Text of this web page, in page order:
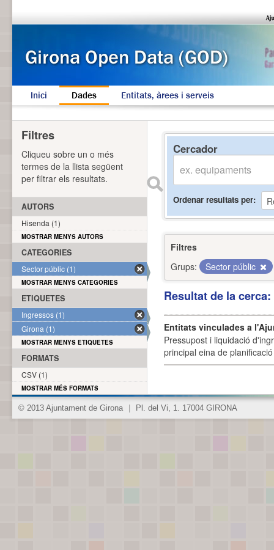
Inici Dades Entitats, àrees i serveis
Cercador
Ordenar resultats per
Filtres
Grups:
Sector públic
Resultat de la
Entitats vinculades a
Pressupost i liquidació
principal eina de
Filtres
Cliqueu sobre un o més
termes de la llista següent
per filtrar els resultats.
AUTORS
Hisenda (1)
MOSTRAR MENYS AUTORS
CATEGORIES
Sector públic (1)
MOSTRAR MENYS CATEGORIES
ETIQUETES
Ingressos (1)
Girona (1)
MOSTRAR MENYS ETIQUETES
FORMATS
CSV (1)
MOSTRAR MÉS FORMATS
© 2013 Ajuntament de Girona Pl. del Vi, 1. 17004 GIRONA